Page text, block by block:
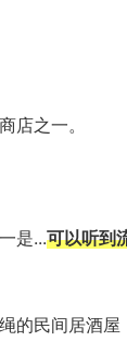
店之一。
是...可以听到
的民间居酒